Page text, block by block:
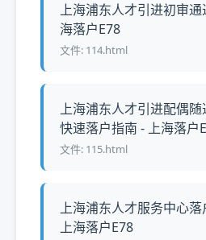
上海浦东人才引进初审
海落户E78
文件: 114.html
上海浦东人才引进配偶随
快速落户指南 - 上海落户
文件: 115.html
上海浦东人才服务中心
上海落户E78